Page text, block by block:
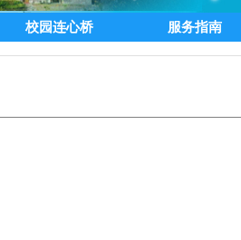
校园连心桥 服务指南